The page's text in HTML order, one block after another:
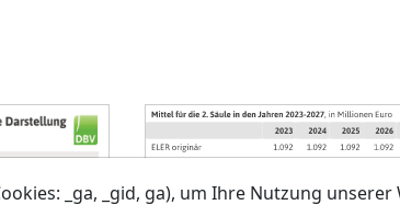
_ga, _gid, ga), um Ihre Nutzung